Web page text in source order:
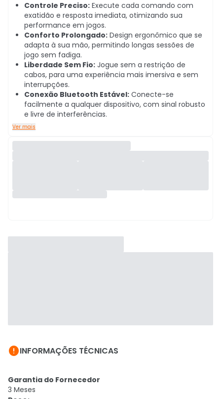
Controle Preciso: Execute cada comando com
exatidão e resposta imediata, otimizando sua
performance em jogos.
Conforto Prolongado: Design ergonômico que se
adapta à sua mão, permitindo longas sessões de
jogo sem fadiga.
Liberdade Sem Fio: Jogue sem a restrição de
cabos, para uma experiência mais imersiva e sem
interrupções.
Conexão Bluetooth Estável: Conecte-se
facilmente a qualquer dispositivo, com sinal robusto
e livre de interferências.
Ver mais
INFORMAÇÕES TÉCNICAS
Garantia do Fornecedor
3 Meses